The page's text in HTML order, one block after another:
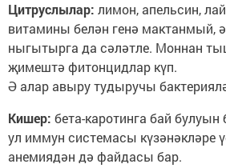
Цитруслылар: лимон, апельсин,
витамины белән генә мактанмый,
ныгытырга да сәләтле. Моннан
җимештә фитонцидлар күп.
Ә алар авыру тудыручы
Кишер: бета-каротинга бай
ул иммун системасы күзәнәкләре
анемиядән дә файдасы бар.